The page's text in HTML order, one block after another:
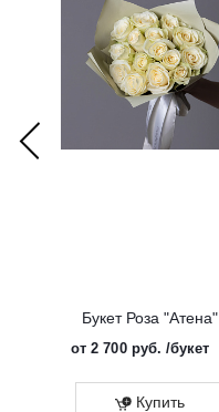
Букет Роза "Атена"
от2 700 руб. /букет
Купить